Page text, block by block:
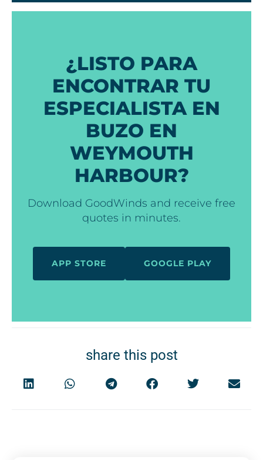
¿LISTO PARA
ENCONTRAR TU
ESPECIALISTA EN
BUZO EN
WEYMOUTH
HARBOUR?
Download GoodWinds and receive free
quotes in minutes.
APP STORE GOOGLE PLAY
share this post